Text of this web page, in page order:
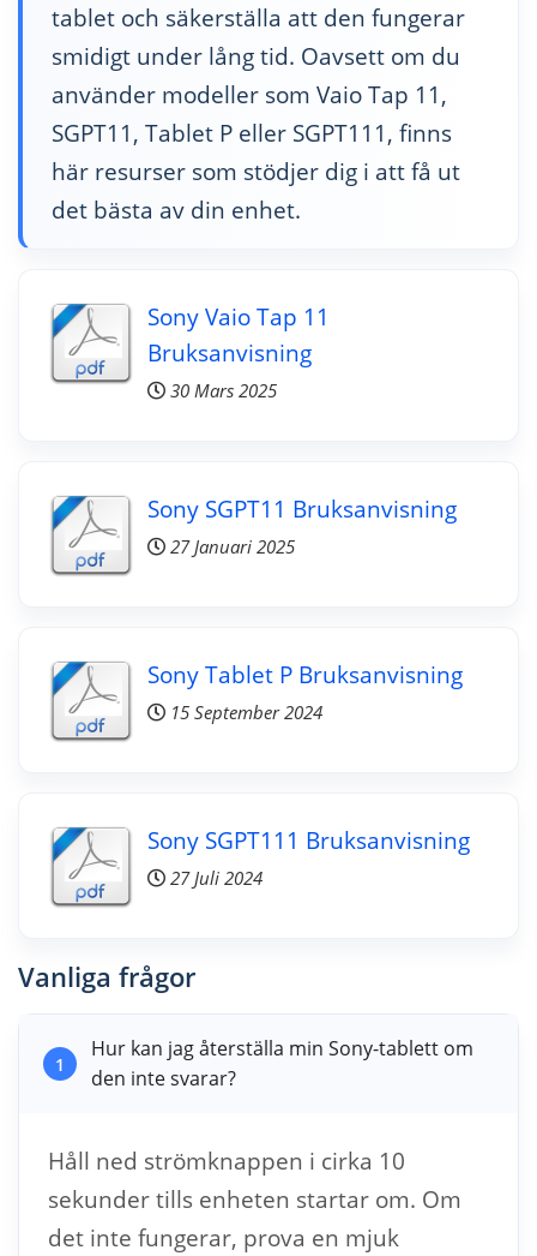
tablet och säkerställa att den fungerar
smidigt under lång tid. Oavsett om du
använder modeller som Vaio Tap 11,
SGPT11, Tablet P eller SGPT111, finns
här resurser som stödjer dig i att få ut
det bästa av din enhet.
Sony Vaio Tap 11
Bruksanvisning
30 Mars 2025
Sony SGPT11 Bruksanvisning
27 Januari 2025
Sony Tablet P Bruksanvisning
15 September 2024
Sony SGPT111 Bruksanvisning
27 Juli 2024
Vanliga frågor
1
Hur kan jag återställa min Sony-tablett om
den inte svarar?
Håll ned strömknappen i cirka 10
sekunder tills enheten startar om. Om
det inte fungerar, prova en mjuk